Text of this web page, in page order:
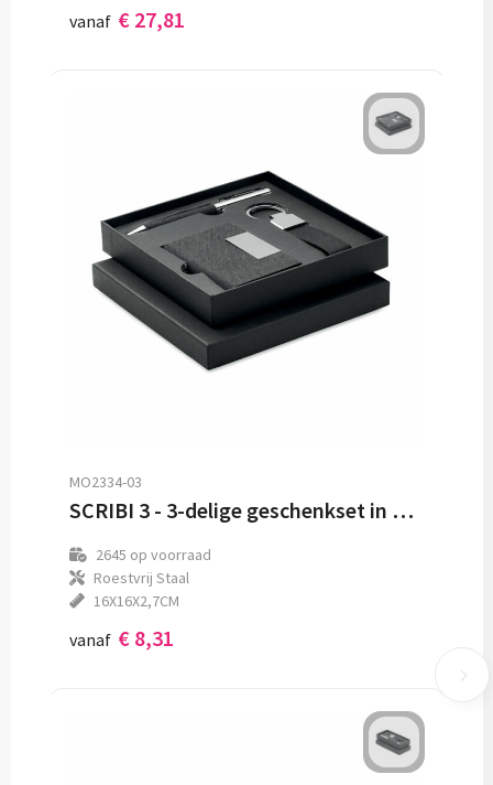
vanaf € 27,81
MO2334-03
SCRIBI 3 - 3-delige geschenkset in doos
2645 op voorraad
Roestvrij Staal
16X16X2,7CM
vanaf € 8,31